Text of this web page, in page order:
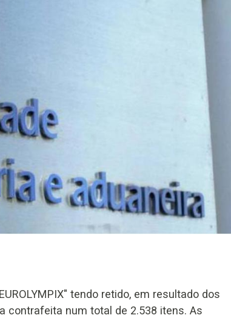
tendo retido, em resultado dos
contrafeita num total de 2.538 itens. As